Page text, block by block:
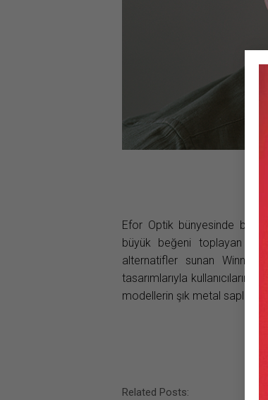
Efor Optik bünyesinde
büyük beğeni toplayan
alternatifler sunan
tasarımlarıyla
modellerin şık metal
Related Posts: